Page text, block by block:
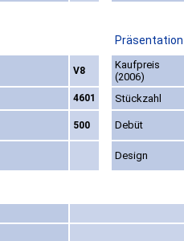
V8
Kaufpreis
(2006)
4601 Stückzahl
500 Debüt
Design